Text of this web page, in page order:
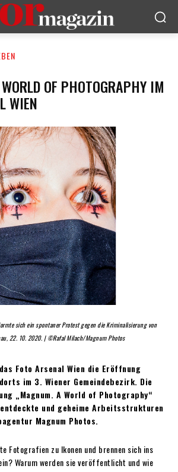
OF PHOTOGRAPHY IM
WIEN
sich ein spontaner Protest gegen die Kriminalisierung von
22. 10. 2020. | ©Rafal Milach/Magnum Photos
Foto Arsenal Wien die Eröffnung
im 3. Wiener Gemeindebezirk. Die
„Magnum. A World of Photography“
und geheime Arbeitsstrukturen
Magnum Photos.
Fotografien zu Ikonen und brennen sich ins
Warum werden sie veröffentlicht und wie